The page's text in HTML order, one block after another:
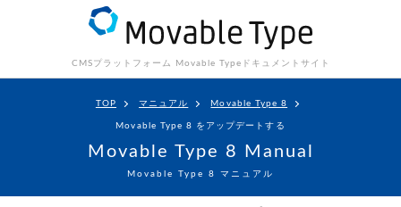
CMSプラットフォーム Movable Type ドキュメントサイト
TOP マニュアル Movable Type 8
Movable Type 8 をアップデートする
Movable Type 8 Manual
Movable Type 8 マニュアル